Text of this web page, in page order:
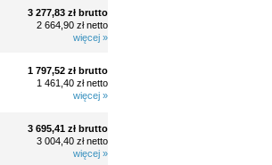
3 277,83 zł brutto
2 664,90 zł netto
więcej »
1 797,52 zł brutto
1 461,40 zł netto
więcej »
3 695,41 zł brutto
3 004,40 zł netto
więcej »